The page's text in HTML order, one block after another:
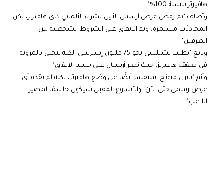
هافيرتز بنسبة 100%".
وأضاف "تم رفض عرض آرسنال الأول لشراء الألماني كاي هافيرتز، لكن
المحادثات مستمرة، وتم الاتفاق على الشروط الشخصية بين
الطرفين".
وتابع "يطلب تشيلسي نحو 75 مليون إسترليني، لكنه يتحلى بالمرونة
في صفقة هافيرتز، حيث يُصر آرسنال على حسم الاتفاق".
وأتم "بايرن ميونخ استفسر أيضًا عن وضع هافيرتز، لكنه لم يقدم أي
عرض رسمي حتى الآن، والأسبوع المقبل سيكون حاسمًا لمصير
اللاعب".